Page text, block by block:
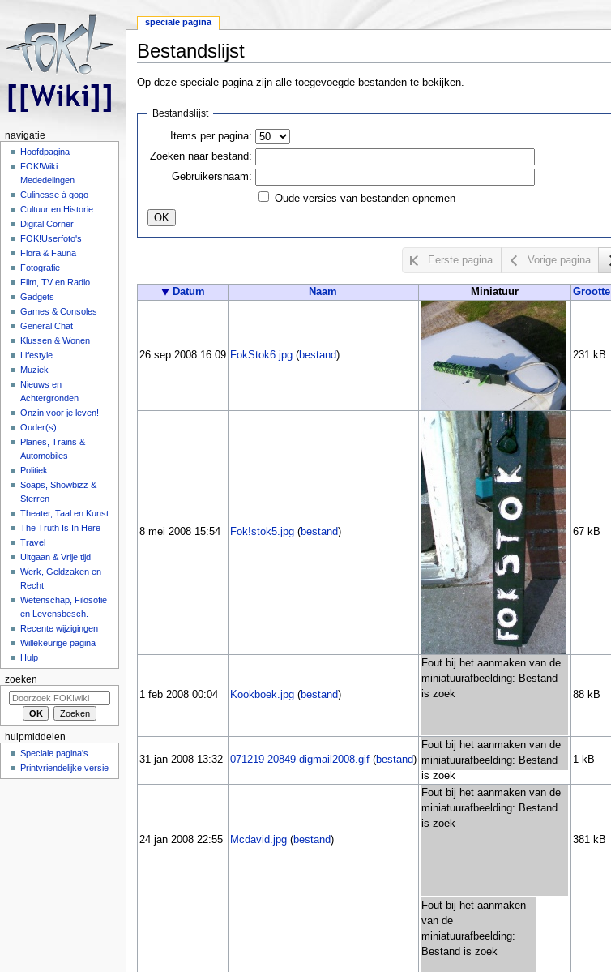
Bestandslijst
Op deze speciale pagina zijn alle toegevoegde bestanden te bekijken.
Bestandslijst
Items per pagina:
Zoeken naar bestand:
Gebruikersnaam:
Oude versies van bestanden opnemen
Eerste pagina Vorige pagina
Datum Naam Miniatuur Grootte
26 sep 2008 16:09 FokStok6.jpg(bestand) 231 kB
8 mei 2008 15:54 Fok!stok5.jpg(bestand) 67 kB
1 feb 2008 00:04 Kookboek.jpg(bestand)
Fout bij het aanmaken van de
miniatuurafbeelding: Bestand
is zoek
88 kB
31 jan 2008 13:32 071219 20849 digmail2008.gif(bestand)
Fout bij het aanmaken van de
miniatuurafbeelding: Bestand
is zoek
1 kB
24 jan 2008 22:55 Mcdavid.jpg(bestand)
Fout bij het aanmaken van de
miniatuurafbeelding: Bestand
is zoek
381 kB
Fout bij het aanmaken
van de
miniatuurafbeelding:
Bestand is zoek
speciale pagina
navigatie
Hoofdpagina
FOK!Wiki
Mededelingen
Culinesse á gogo
Cultuur en Historie
Digital Corner
FOK!Userfoto's
Flora & Fauna
Fotografie
Film, TV en Radio
Gadgets
Games & Consoles
General Chat
Klussen & Wonen
Lifestyle
Muziek
Nieuws en
Achtergronden
Onzin voor je leven!
Ouder(s)
Planes, Trains &
Automobiles
Politiek
Soaps, Showbizz &
Sterren
Theater, Taal en Kunst
The Truth Is In Here
Travel
Uitgaan & Vrije tijd
Werk, Geldzaken en
Recht
Wetenschap, Filosofie
en Levensbesch.
Recente wijzigingen
Willekeurige pagina
Hulp
zoeken
hulpmiddelen
Speciale pagina's
Printvriendelijke versie